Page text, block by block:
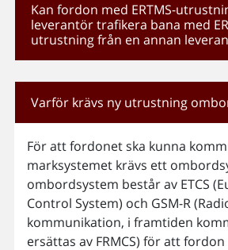
Kan fordon med ERTMS-
leverantör trafikera bana med
utrustning från en annan
Varför krävs ny utrustning
För att fordonet ska kunna
marksystemet krävs ett
ombordsystem består av ETCS
Control System) och GSM-R
kommunikation, i framtiden
ersättas av FRMCS) för att